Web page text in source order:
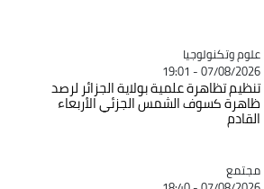
Catégorie
علوم وتكنولوجيا
07/08/2026 - 19:01
تنظيم تظاهرة علمية بولاية الجزائر لرصد
ظاهرة كسوف الشمس الجزئي الأربعاء
القادم
Catégorie
مجتمع